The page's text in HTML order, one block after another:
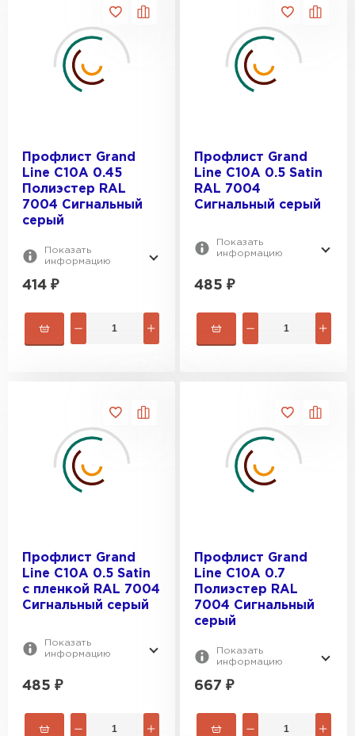
Профлист Grand
Line C10A 0.45
Полиэстер RAL
7004 Сигнальный
серый
Показать
информацию
414 ₽
Профлист Grand
Line C10A 0.5 Satin
RAL 7004
Сигнальный серый
Показать
информацию
485 ₽
Профлист Grand
Line C10A 0.5 Satin
с пленкой RAL 7004
Сигнальный серый
Показать
информацию
485 ₽
Профлист Grand
Line C10A 0.7
Полиэстер RAL
7004 Сигнальный
серый
Показать
информацию
667 ₽